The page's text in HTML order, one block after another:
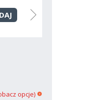
opcje)